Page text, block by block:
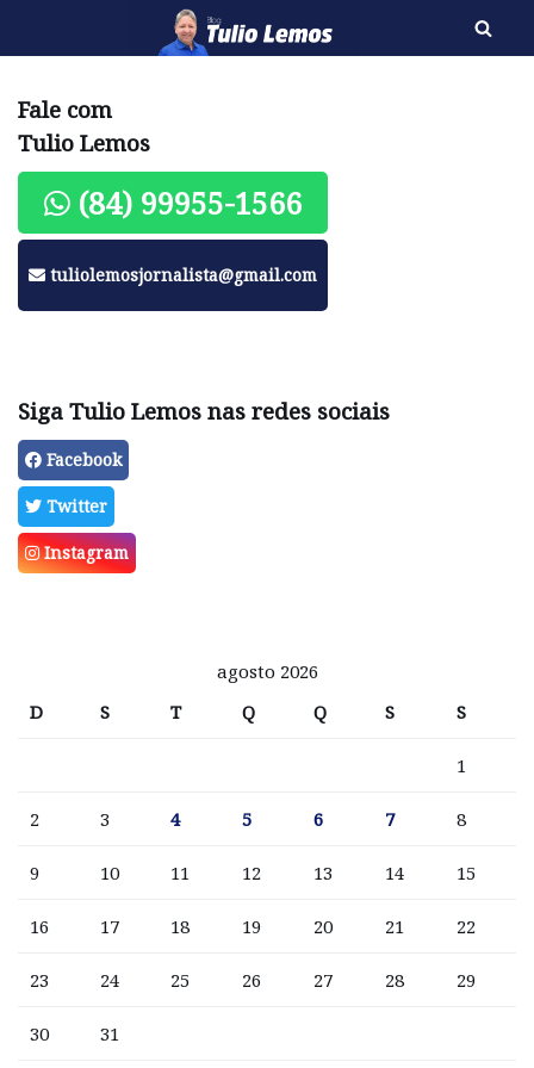
o
conteúdo
Fale com
Tulio Lemos
(84) 99955-1566
tuliolemosjornalista@gmail.com
Siga Tulio Lemos nas redes sociais
Facebook
Twitter
Instagram
agosto 2026
D
S T Q Q S S
1
2 3 4 5 6 7 8
9 10 11 12 13 14 15
16 17 18 19 20 21 22
23 24 25 26 27 28 29
30 31